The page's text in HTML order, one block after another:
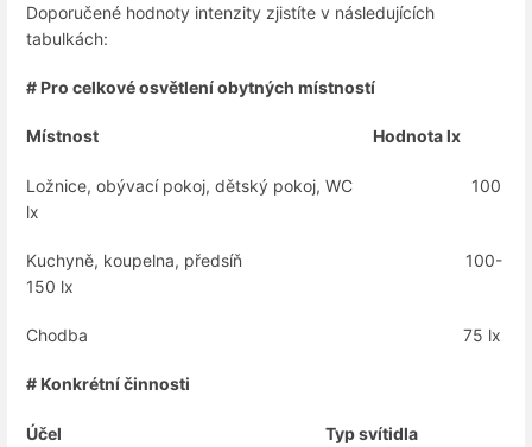
Doporučené hodnoty intenzity zjistíte v následujících
tabulkách:
# Pro celkové osvětlení obytných místností
Místnost Hodnota lx
Ložnice, obývací pokoj, dětský pokoj, WC 100
lx
Kuchyně, koupelna, předsíň 100-
150 lx
Chodba 75 lx
# Konkrétní činnosti
Účel Typ svítidla